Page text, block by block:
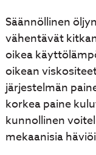
Säännöllinen
vähentävät
oikea
oikean
järjestelmän
korkea paine
kunnollinen
mekaanisia